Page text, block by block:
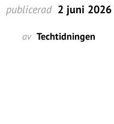
publicerad 2 juni 2026
av Techtidningen